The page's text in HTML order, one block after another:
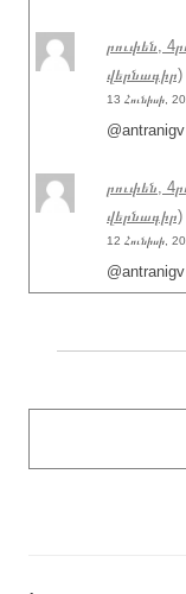
րուփեն,
վերնագիր)
13 Հունիսի,
րուփեն,
վերնագիր)
12 Հունիսի,